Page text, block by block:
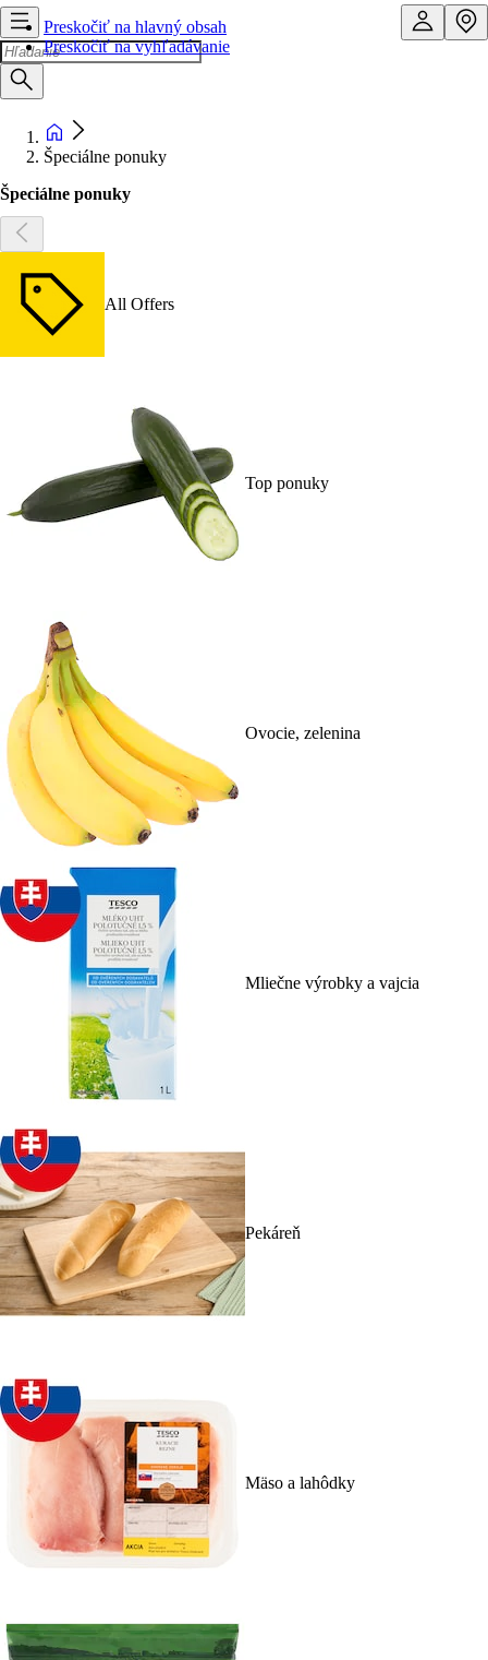
Preskočiť na hlavný obsah
Preskočiť na vyhľadávanie
Špeciálne ponuky
Špeciálne ponuky
All Offers
Top ponuky
Ovocie, zelenina
Mliečne výrobky a vajcia
Pekáreň
Mäso a lahôdky